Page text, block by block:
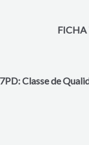
FICHA
Classe de